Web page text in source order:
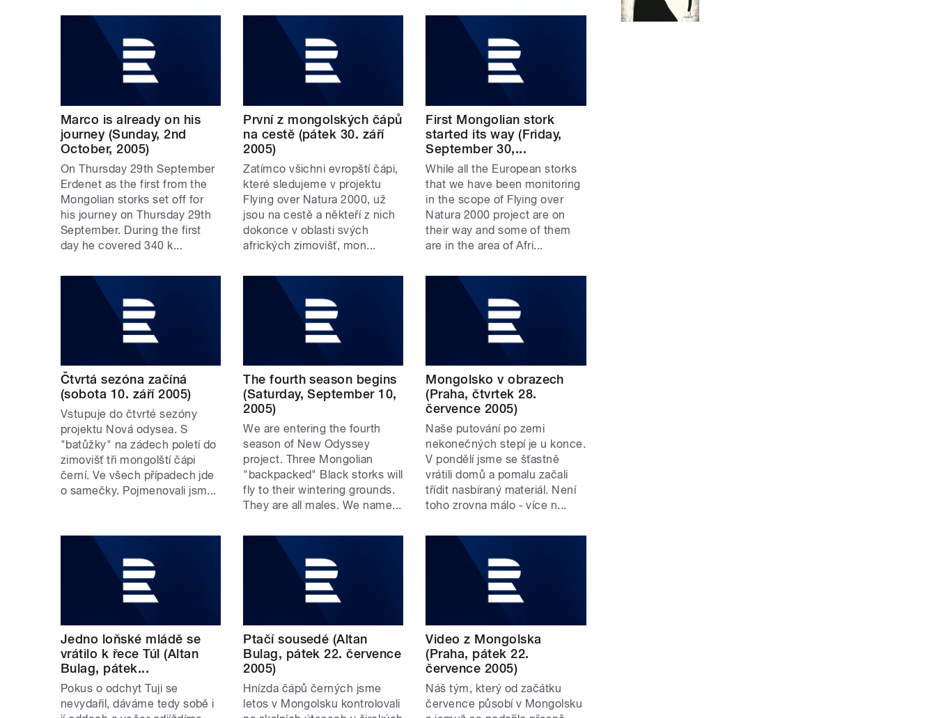
Marco is already on his
journey (Sunday, 2nd
October, 2005)
On Thursday 29th September
Erdenet as the first from the
Mongolian storks set off for
his journey on Thursday 29th
September. During the first
day he covered 340 k...
První z mongolských čápů
na cestě (pátek 30. září
2005)
Zatímco všichni evropští čápi,
které sledujeme v projektu
Flying over Natura 2000, už
jsou na cestě a někteří z nich
dokonce v oblasti svých
afrických zimovišť, mon...
First Mongolian stork
started its way (Friday,
September 30,...
While all the European storks
that we have been monitoring
in the scope of Flying over
Natura 2000 project are on
their way and some of them
are in the area of Afri...
Čtvrtá sezóna začíná
(sobota 10. září 2005)
Vstupuje do čtvrté sezóny
projektu Nová odysea. S
"batůžky" na zádech poletí do
zimovišť tři mongolští čápi
černí. Ve všech případech jde
o samečky. Pojmenovali jsm...
The fourth season begins
(Saturday, September 10,
2005)
We are entering the fourth
season of New Odyssey
project. Three Mongolian
"backpacked" Black storks will
fly to their wintering grounds.
They are all males. We name...
Mongolsko v obrazech
(Praha, čtvrtek 28.
července 2005)
Naše putování po zemi
nekonečných stepí je u konce.
V pondělí jsme se šťastně
vrátili domů a pomalu začali
třídit nasbíraný materiál. Není
toho zrovna málo - více n...
Jedno loňské mládě se
vrátilo k řece Túl (Altan
Bulag, pátek...
Pokus o odchyt Tuji se
nevydařil, dáváme tedy sobě i
Ptačí sousedé (Altan
Bulag, pátek 22. července
2005)
Hnízda čápů černých jsme
letos v Mongolsku kontrolovali
Video z Mongolska
(Praha, pátek 22.
července 2005)
Náš tým, který od začátku
července působí v Mongolsku